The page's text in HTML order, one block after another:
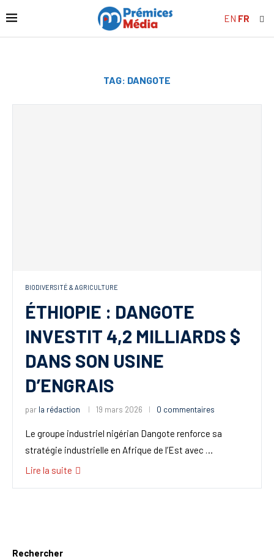
EN FR
TAG: DANGOTE
BIODIVERSITÉ & AGRICULTURE
ÉTHIOPIE : DANGOTE
INVESTIT 4,2 MILLIARDS $
DANS SON USINE
D’ENGRAIS
par la rédaction 19 mars 2026 0 commentaires
Le groupe industriel nigérian Dangote renforce sa
stratégie industrielle en Afrique de l’Est avec …
Lire la suite
Rechercher